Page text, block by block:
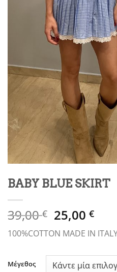
BABY BLUE SKIRT
39,00€ Original
price
was:
25,00€Η
τιμή
100%COTTON MADE IN
Μέγεθος